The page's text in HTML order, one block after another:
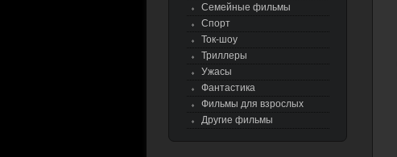
Семейные фильмы
Спорт
Ток-шоу
Триллеры
Ужасы
Фантастика
Фильмы для взрослых
Другие фильмы